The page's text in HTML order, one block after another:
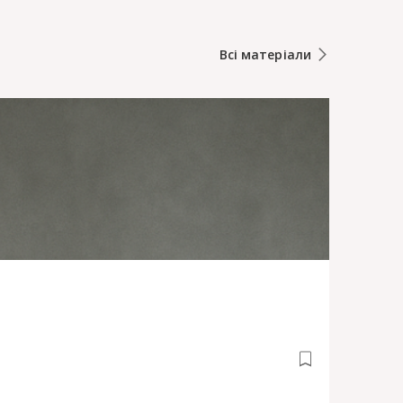
Всі матеріали